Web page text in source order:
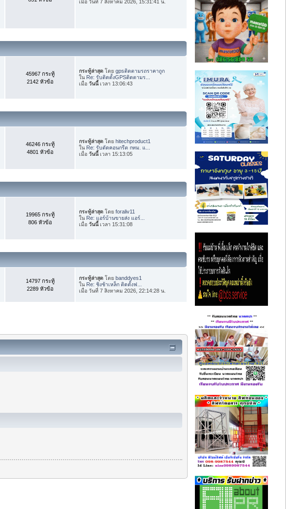
เมื่อ วันที่ 7 สิงหาคม 2026, 15:31:41 น.
45967 กระทู้
2142 หัวข้อ
กระทู้ล่าสุด โดยgpsติดตามรถราคาถูก
ใน Re: รับติดตั้งGPSติดตามร...
เมื่อวันนี้เวลา 13:06:43
46246 กระทู้
4801 หัวข้อ
กระทู้ล่าสุด โดยhitechproduct1
ใน Re: รับตัดคอนกรีต กทม. แ...
เมื่อวันนี้เวลา 15:13:05
19965 กระทู้
806 หัวข้อ
กระทู้ล่าสุด โดยforaliv11
ใน Re: แอร์บ้านขายส่ง แอร์...
เมื่อวันนี้เวลา 15:31:08
14797 กระทู้
2289 หัวข้อ
กระทู้ล่าสุด โดยbanddyes1
ใน Re: ชิงช้าเหล็ก ติดตั้งฟ...
เมื่อ วันที่ 7 สิงหาคม 2026, 22:14:28 น.